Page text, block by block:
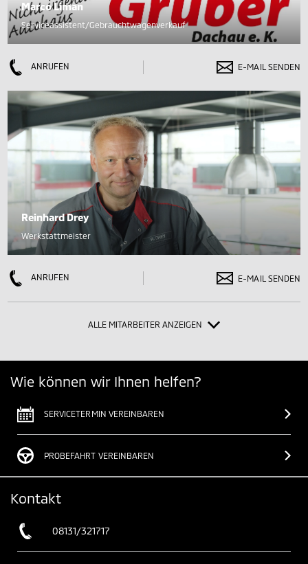
Marco Liman
Serviceassistent/Gebrauchtwagenverkauf
ANRUFEN E-MAIL SENDEN
Reinhard Drey
Werkstattmeister
ANRUFEN E-MAIL SENDEN
ALLE MITARBEITER ANZEIGEN
Wie können wir Ihnen helfen?
SERVICETERMIN VEREINBAREN
PROBEFAHRT VEREINBAREN
Kontakt
08131/321717